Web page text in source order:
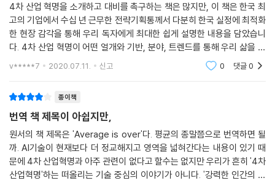
향을 미칠 수도, 명료하게 그릴 수도 없는 세상이 등장한다. 경험에 의거해
조사할 수도, 현재와 직접적인 유사점을 찾을 수도 없는 세상이다. 시나리
오는 구제, 부활, 현재의 파멸, 불멸 같은 개념이 혼합되어 다소 종교적인
비유와 비슷하게 들리기도 한다. 그런 면에서 나는 이런 극단적인 시나리
오가 감정에 호소해 기생하고 있으며 컴퓨터광에게는 일종의 종교나 마찬
“우리가 그 85퍼센트다”라는 식의 구호는 2011년 월가 시위에서 나온
“우리가 그 99퍼센트다(최고로 부유한 1퍼센트의 기득권이 전체 부의 50
퍼센트를 차지해 나머지 99퍼센트가 고통 받는 현실에 저항한다는 의미-
옮긴이)”처럼 솔깃하게 들리지 않을 것이다. 소득 불평등 문제를 제기하면
‘능력주의’라는 말이 되돌아올 것이며, 이를 설명이라고 생각할지 혹은 정
4차 산업 혁명을 소개하고 대비를 촉구하는 책은 많지만, 이 책은 한국 최
고의 기업에서 수십 년 근무한 전략기획통께서 다분히 한국 실정에 최적화
한 현장 감각을 통해 우리 독자에게 최대한 쉽게 설명한 내용을 담았습니
다. 4차 산업 혁명이 어떤 얼개와 기반, 분야, 트렌드를 통해 우리 삶을 통
째 바꿔 나갈지에 대해 다양한 시각들이 있지만, 이 책은 3차 산업 혁명 당
v*****7 2020.07.11. 신고 0 댓글0
종이책
번역 책 제목이 아쉽지만,
원서의 책 제목은 'Average is over'다. 평균의 종말쯤으로 번역하면 될
까. AI기술이 현재보다 더 정교해지고 영역을 넓혀간다는 내용이 있기 때
문에 4차 산업혁명과 아주 관련이 없다고 할수는 없지만 우리가 흔히 '4차
산업혁명'하는 떠올리는 기술 중심의 이야기가 아니다. '강력한 인간의 시